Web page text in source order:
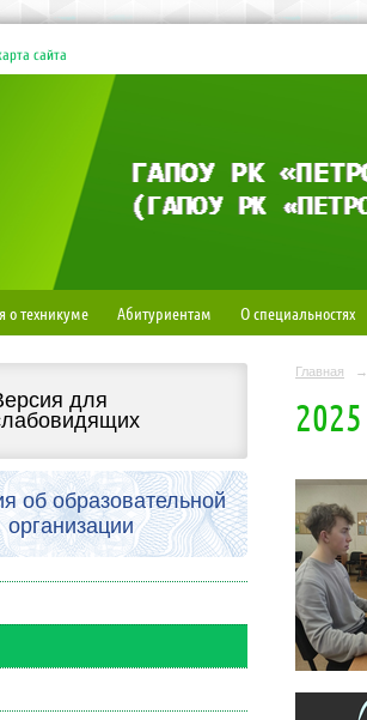
сайта
о техникуме Абитуриентам О специальностях
для
об образовательной
организации
Главная →
2025